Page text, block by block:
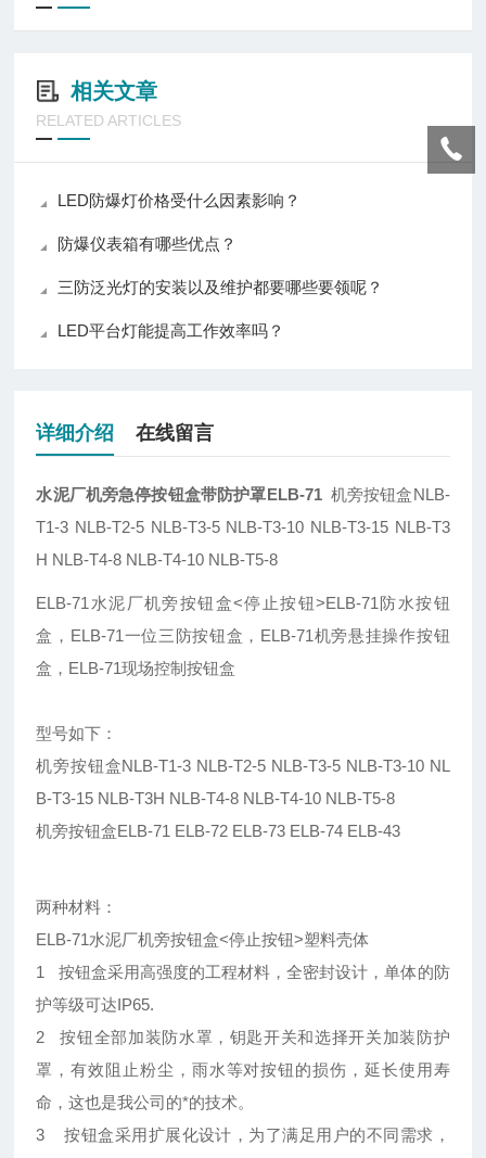
相关文章
RELATED ARTICLES
LED防爆灯价格受什么因素影响？
防爆仪表箱有哪些优点？
三防泛光灯的安装以及维护都要哪些要领呢？
LED平台灯能提高工作效率吗？
详细介绍 在线留言
水泥厂机旁急停按钮盒带防护罩ELB-71机旁按钮盒NLB-
T1-3 NLB-T2-5 NLB-T3-5 NLB-T3-10 NLB-T3-15 NLB-T3
H NLB-T4-8 NLB-T4-10 NLB-T5-8
ELB-71水泥厂机旁按钮盒<停止按钮>ELB-71防水按钮
盒，ELB-71一位三防按钮盒，ELB-71机旁悬挂操作按钮
盒，ELB-71现场控制按钮盒
型号如下：
机旁按钮盒NLB-T1-3 NLB-T2-5 NLB-T3-5 NLB-T3-10 NL
B-T3-15 NLB-T3H NLB-T4-8 NLB-T4-10 NLB-T5-8
机旁按钮盒ELB-71 ELB-72 ELB-73 ELB-74 ELB-43
两种材料：
ELB-71水泥厂机旁按钮盒<停止按钮>塑料壳体
1 按钮盒采用高强度的工程材料，全密封设计，单体的防
护等级可达IP65.
2 按钮全部加装防水罩，钥匙开关和选择开关加装防护
罩，有效阻止粉尘，雨水等对按钮的损伤，延长使用寿
命，这也是我公司的*的技术。
3 按钮盒采用扩展化设计，为了满足用户的不同需求，